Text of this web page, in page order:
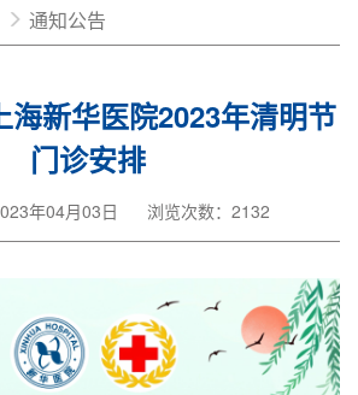
通知公告
海新华医院2023年清明节
门诊安排
年04月03日 浏览次数：2132